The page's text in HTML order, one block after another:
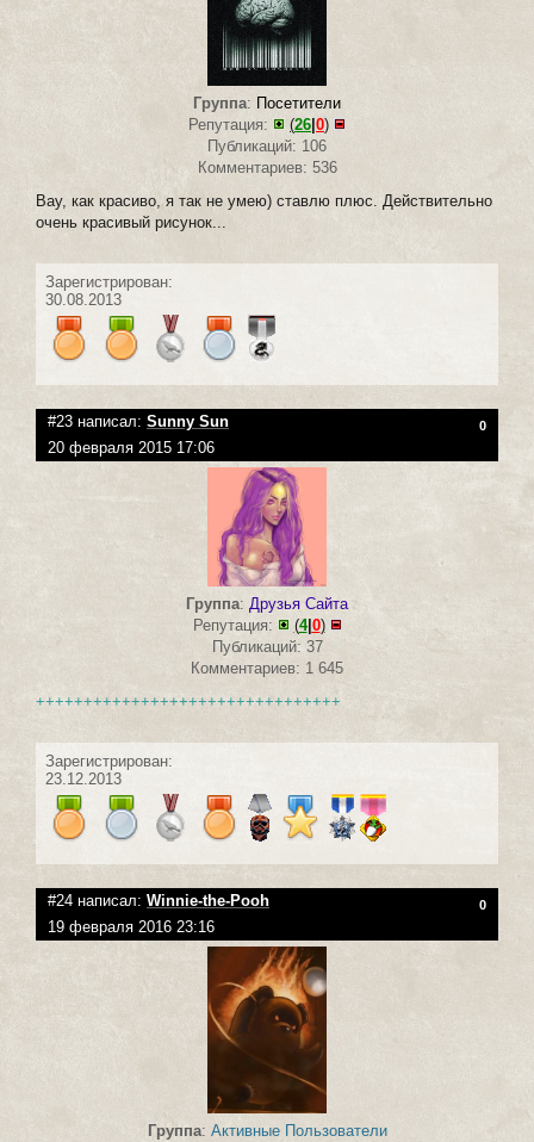
Группа: Посетители
Репутация:
(26 0)
Публикаций: 106
Комментариев: 536
Вау, как красиво, я так не умею) ставлю плюс. Действительно
очень красивый рисунок...
Зарегистрирован:
30.08.2013
#23 написал: Sunny Sun 0
20 февраля 2015 17:06
Группа: Друзья Сайта
Репутация:
(4| 0)
Публикаций: 37
Комментариев: 1 645
++++++++++++++++++++++++++++++++
Зарегистрирован:
23.12.2013
#24 написал: Winnie-the-Pooh 0
19 февраля 2016 23:16
Группа: Активные Пользователи